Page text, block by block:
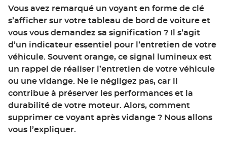
Vous avez remarqué un voyant en forme de clé
s’afficher sur votre tableau de bord de voiture et
vous vous demandez sa signification ? Il s’agit
d’un indicateur essentiel pour l’entretien de votre
véhicule. Souvent orange, ce signal lumineux est
un rappel de réaliser l’entretien de votre véhicule
ou une vidange. Ne le négligez pas, car il
contribue à préserver les performances et la
durabilité de votre moteur. Alors, comment
supprimer ce voyant après vidange ? Nous allons
vous l’expliquer.